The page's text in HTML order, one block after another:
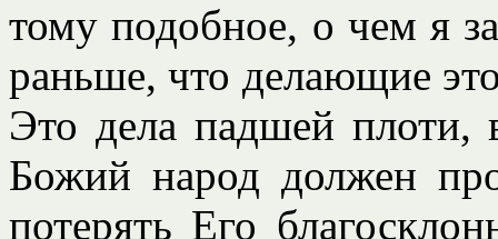
тому подобное, о чем я
раньше, что делающие
Это дела падшей плоти,
Божий народ должен
потерять Его